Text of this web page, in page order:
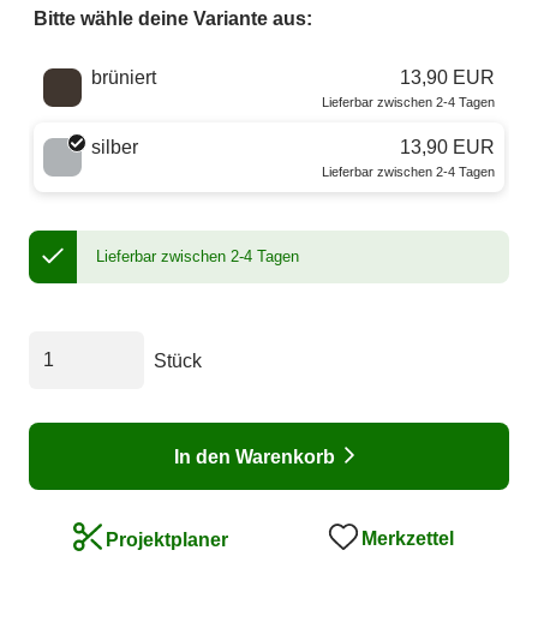
Bitte wähle deine Variante aus:
Wähle eine Farbe
brüniert 13,90 EUR
Lieferbar zwischen 2-4 Tagen
silber 13,90 EUR
Lieferbar zwischen 2-4 Tagen
Lieferbar zwischen 2-4 Tagen
Stück
In den Warenkorb
Projektplaner Merkzettel